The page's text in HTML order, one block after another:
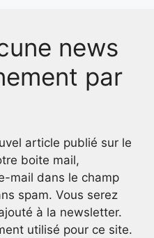
news
par
article publié sur le
boite mail,
mail dans le champ
spam. Vous serez
à la newsletter.
utilisé pour ce site.